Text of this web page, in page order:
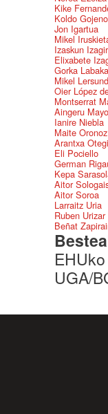
Kike
Koldo
Jon Igartua
Mikel
Izaskun
Elixabete
Gorka Labaka
Mikel
Oier López
Montserrat
Aingeru
Ianire Niebla
Maite Oronoz
Arantxa Otegi
Eli Pociello
German
Kepa
Aitor
Aitor Soroa
Larraitz Uria
Ruben Urizar
Beñat
UGA/